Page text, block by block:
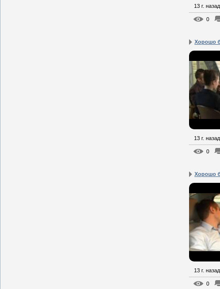
13 г. назад
0
Хорошо
13 г. назад
0
Хорошо
13 г. назад
0